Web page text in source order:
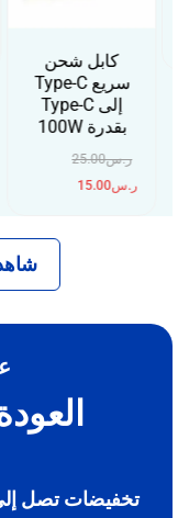
كابل شحن
سريع Type-C
إلى Type-C
بقدرة 100W
ر.س25.00
ر.س15.00
تخفيضات تصل